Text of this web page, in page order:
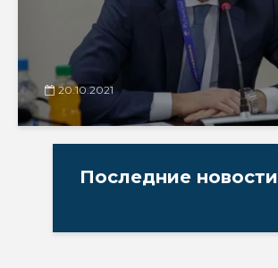
20.10.2021
Последние новости